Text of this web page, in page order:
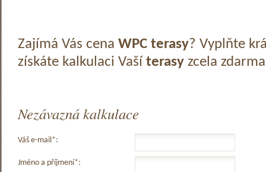
Zajímá Vás cena WPC terasy? Vyplňte
získáte kalkulaci Vaší terasyzcela
Nezávazná kalkulace
Váš e-mail*:
Jméno a příjmení*: